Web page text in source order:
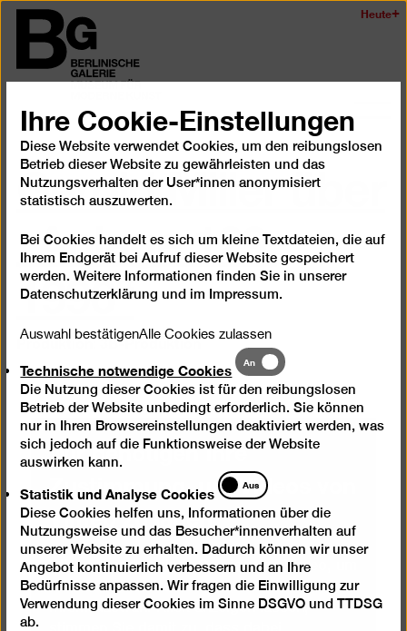
Zum
Seiteninhalt
springen
Berlinischen
Galerie
Heute
auf-
und
Gerold Miller über
„Anlage 129,
1996“
Produktion: 3B-Produktion
Wir benötigen Ihre
Zustimmung, um Videos von
Vimeo zu laden
Wir verwenden einen Service von Vimeo, um
Videos einzubetten. Wenn Sie den Inhalt mit
Ihrem Auswahl-Klick anzeigen lassen,
Ihre Cookie-Einstellungen
Diese Website verwendet Cookies, um den reibungslosen
Betrieb dieser Website zu gewährleisten und das
Nutzungsverhalten der User*innen anonymisiert
statistisch auszuwerten.
Bei Cookies handelt es sich um kleine Textdateien, die auf
Ihrem Endgerät bei Aufruf dieser Website gespeichert
werden. Weitere Informationen finden Sie in unserer
Datenschutzerklärung und im Impressum.
Auswahl bestätigenAlle Cookies zulassen
Technische notwendige Cookies
Technische
notwendige
Cookies
An
Die Nutzung dieser Cookies ist für den reibungslosen
Betrieb der Website unbedingt erforderlich. Sie können
nur in Ihren Browsereinstellungen deaktiviert werden, was
sich jedoch auf die Funktionsweise der Website
auswirken kann.
Statistik und Analyse Cookies
Statistik
und
Analyse
Cookies
Aus
Diese Cookies helfen uns, Informationen über die
Nutzungsweise und das Besucher*innenverhalten auf
unserer Website zu erhalten. Dadurch können wir unser
Angebot kontinuierlich verbessern und an Ihre
Bedürfnisse anpassen. Wir fragen die Einwilligung zur
Verwendung dieser Cookies im Sinne DSGVO und TTDSG
ab.